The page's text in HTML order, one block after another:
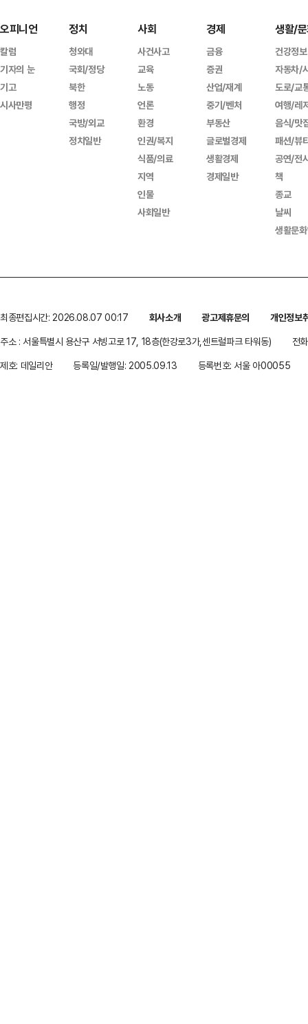
오피니언
칼럼
기자의 눈
기고
시사만평
정치
청와대
국회/정당
북한
행정
국방/외교
정치일반
사회
사건사고
교육
노동
언론
환경
인권/복지
식품/의료
지역
인물
사회일반
경제
금융
증권
산업/재계
중기/벤처
부동산
글로벌경제
생활경제
경제일반
생활/
건강정보
자동차/
도로/교
여행/레
음식/맛
패션/뷰
공연/전
책
종교
날씨
생활문
최종편집시간: 2026.08.07 00:17 회사소개 광고제휴문의
개인정보
주소 : 서울특별시 용산구 서빙고로 17, 18층(한강로3가,센트럴파크 타워동)
전
제호: 데일리안
등록일/발행일: 2005.09.13 등록번호: 서울 아00055